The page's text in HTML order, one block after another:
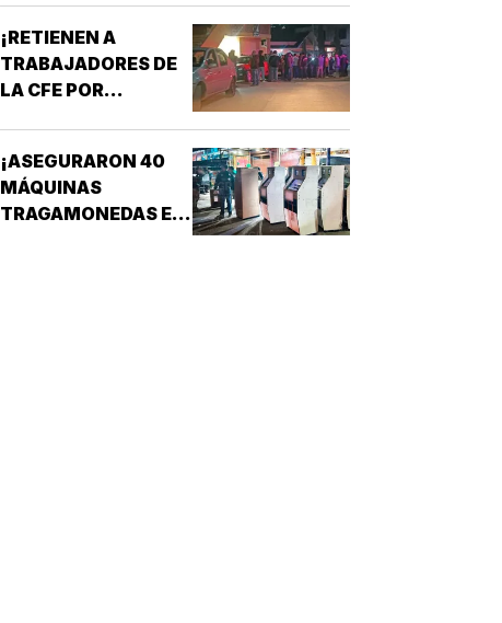
¡RETIENEN A
TRABAJADORES DE
LA CFE POR
CONFUNDIRLOS CON
¡ASEGURARON 40
MÁQUINAS
TRAGAMONEDAS EN